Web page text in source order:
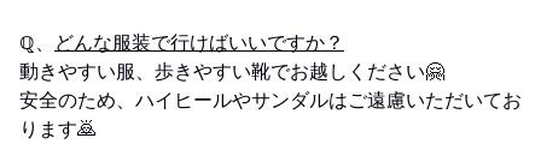
ℚ、 どんな服装で行けばいいですか？
動きやすい服、歩きやすい靴でお越しください🤗
安全のため、ハイヒールやサンダルはご遠慮いただいてお
ります🙇